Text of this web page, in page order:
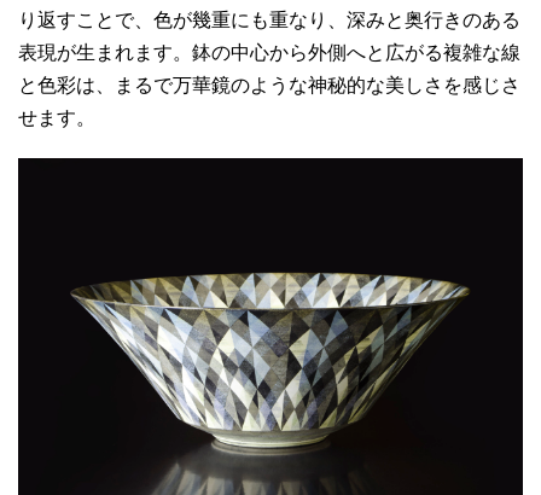
り返すことで、⾊が幾重にも重なり、深みと奥⾏きのある
表現が⽣まれます。鉢の中⼼から外側へと広がる複雑な線
と⾊彩は、まるで万華鏡のような神秘的な美しさを感じさ
せます。